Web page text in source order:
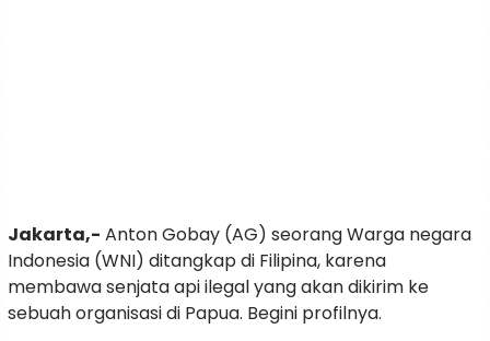
Jakarta,- Anton Gobay (AG) seorang Warga negara
Indonesia (WNI) ditangkap di Filipina, karena
membawa senjata api ilegal yang akan dikirim ke
sebuah organisasi di Papua. Begini profilnya.